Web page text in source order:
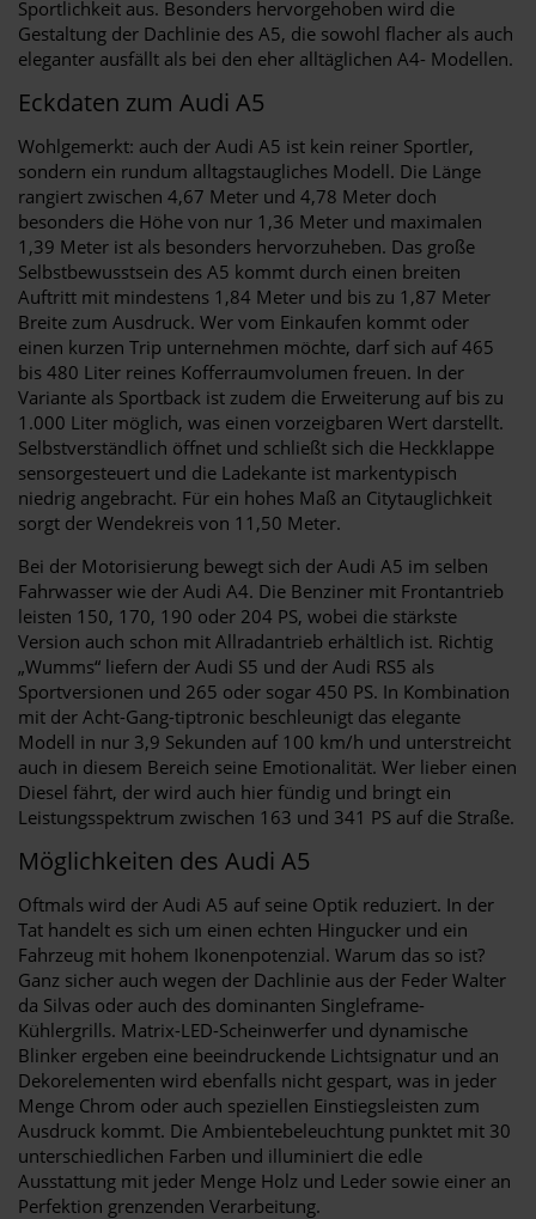
Sportlichkeit aus. Besonders hervorgehoben wird die
Gestaltung der Dachlinie des A5, die sowohl flacher als auch
eleganter ausfällt als bei den eher alltäglichen A4- Modellen.
Eckdaten zum Audi A5
Wohlgemerkt: auch der Audi A5 ist kein reiner Sportler,
sondern ein rundum alltagstaugliches Modell. Die Länge
rangiert zwischen 4,67 Meter und 4,78 Meter doch
besonders die Höhe von nur 1,36 Meter und maximalen
1,39 Meter ist als besonders hervorzuheben. Das große
Selbstbewusstsein des A5 kommt durch einen breiten
Auftritt mit mindestens 1,84 Meter und bis zu 1,87 Meter
Breite zum Ausdruck. Wer vom Einkaufen kommt oder
einen kurzen Trip unternehmen möchte, darf sich auf 465
bis 480 Liter reines Kofferraumvolumen freuen. In der
Variante als Sportback ist zudem die Erweiterung auf bis zu
1.000 Liter möglich, was einen vorzeigbaren Wert darstellt.
Selbstverständlich öffnet und schließt sich die Heckklappe
sensorgesteuert und die Ladekante ist markentypisch
niedrig angebracht. Für ein hohes Maß an Citytauglichkeit
sorgt der Wendekreis von 11,50 Meter.
Bei der Motorisierung bewegt sich der Audi A5 im selben
Fahrwasser wie der Audi A4. Die Benziner mit Frontantrieb
leisten 150, 170, 190 oder 204 PS, wobei die stärkste
Version auch schon mit Allradantrieb erhältlich ist. Richtig
„Wumms“ liefern der Audi S5 und der Audi RS5 als
Sportversionen und 265 oder sogar 450 PS. In Kombination
mit der Acht-Gang-tiptronic beschleunigt das elegante
Modell in nur 3,9 Sekunden auf 100 km/h und unterstreicht
auch in diesem Bereich seine Emotionalität. Wer lieber einen
Diesel fährt, der wird auch hier fündig und bringt ein
Leistungsspektrum zwischen 163 und 341 PS auf die Straße.
Möglichkeiten des Audi A5
Oftmals wird der Audi A5 auf seine Optik reduziert. In der
Tat handelt es sich um einen echten Hingucker und ein
Fahrzeug mit hohem Ikonenpotenzial. Warum das so ist?
Ganz sicher auch wegen der Dachlinie aus der Feder Walter
da Silvas oder auch des dominanten Singleframe-
Kühlergrills. Matrix-LED-Scheinwerfer und dynamische
Blinker ergeben eine beeindruckende Lichtsignatur und an
Dekorelementen wird ebenfalls nicht gespart, was in jeder
Menge Chrom oder auch speziellen Einstiegsleisten zum
Ausdruck kommt. Die Ambientebeleuchtung punktet mit 30
unterschiedlichen Farben und illuminiert die edle
Ausstattung mit jeder Menge Holz und Leder sowie einer an
Perfektion grenzenden Verarbeitung.